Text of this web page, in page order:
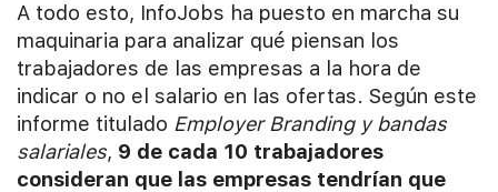
A todo esto, InfoJobs ha puesto en marcha su
maquinaria para analizar qué piensan los
trabajadores de las empresas a la hora de
indicar o no el salario en las ofertas. Según este
informe titulado Employer Branding y bandas
salariales, 9 de cada 10 trabajadores
consideran que las empresas tendrían que